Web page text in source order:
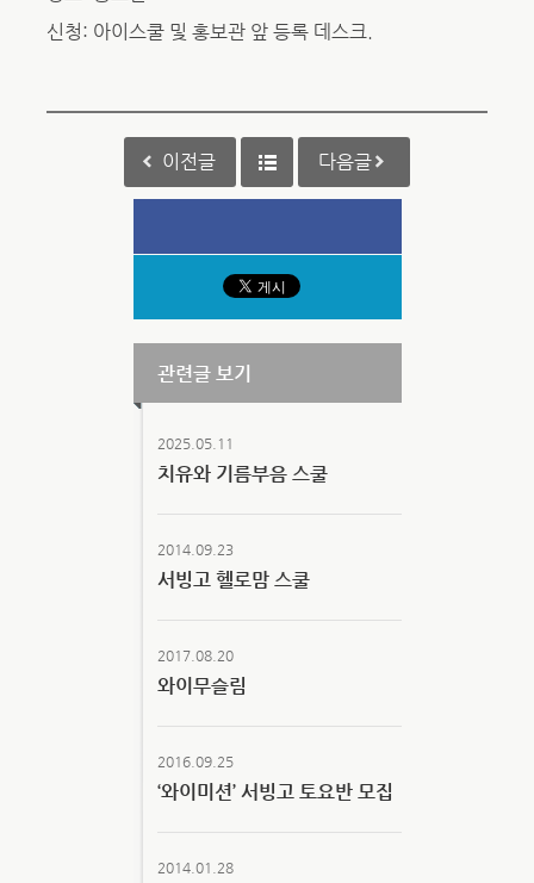
신청: 아이스쿨 및 홍보관 앞 등록 데스크.
이전글 다음글
관련글 보기
2025.05.11
치유와 기름부음 스쿨
2014.09.23
서빙고 헬로맘 스쿨
2017.08.20
와이무슬림
2016.09.25
‘와이미션’ 서빙고 토요반 모집
2014.01.28